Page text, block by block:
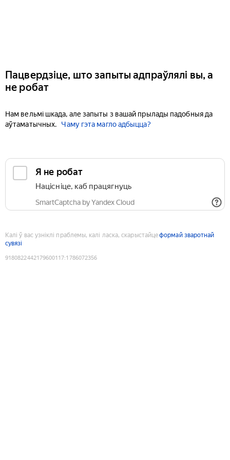
Пацвердзіце, што запыты адпраўлялі вы, а
не робат
Нам вельмі шкада, але запыты з вашай прылады падобныя да
аўтаматычных.
Чаму гэта магло адбыцца?
Я не робат
Націсніце, каб працягнуць
SmartCaptcha by Yandex Cloud
Калі ў вас узніклі праблемы, калі ласка, скарыстайцеформай зваротнай
сувязі
9180822442179600117:1786072356